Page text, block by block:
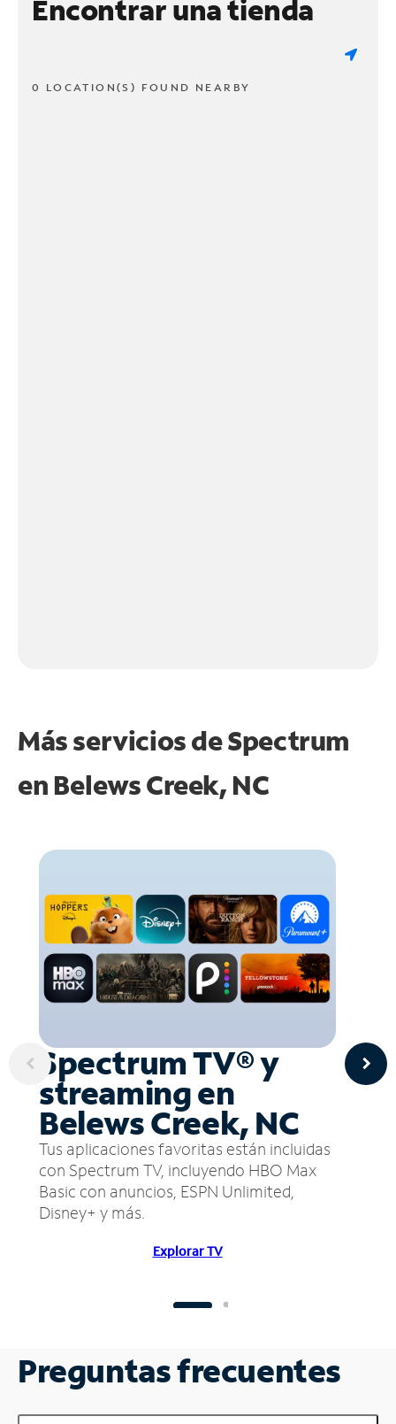
Encontrar una tienda
0 LOCATION(S) FOUND NEARBY
Más servicios de Spectrum
en Belews Creek, NC
Spectrum TV® y
streaming en
Belews Creek, NC
Tus aplicaciones favoritas están incluidas
con Spectrum TV, incluyendo HBO Max
Basic con anuncios, ESPN Unlimited,
Disney+ y más.
Explorar TV
Preguntas frecuentes